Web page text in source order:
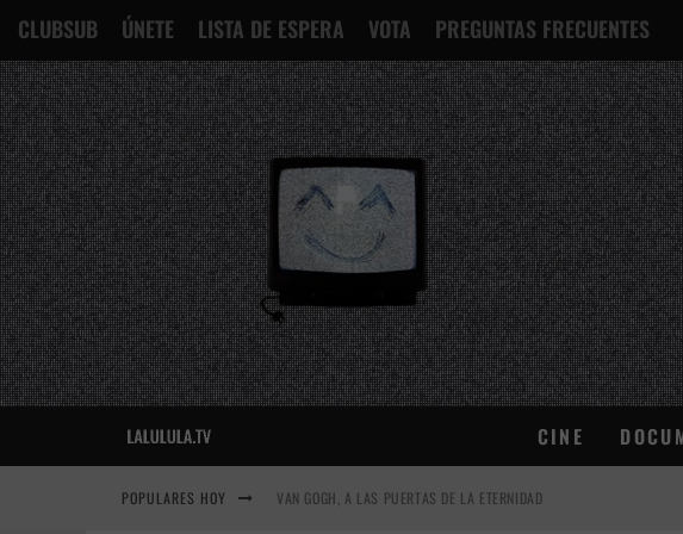
CLUBSUB ÚNETE LISTA DE ESPERA VOTA PREGUNTAS FRECUENTES
CINE
POPULARES HOY VAN GOGH, A LAS PUERTAS DE LA ETERNIDAD